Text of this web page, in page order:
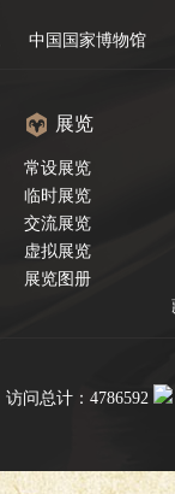
中国国家博物馆
展览
常设展览
临时展览
交流展览
虚拟展览
展览图册
访问总计：4786592